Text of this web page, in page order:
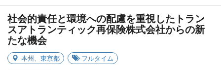
社会的責任と環境への配慮を重視したトラン
スアトランティック再保険株式会社からの新
たな機会
本州 東京都 フルタイム